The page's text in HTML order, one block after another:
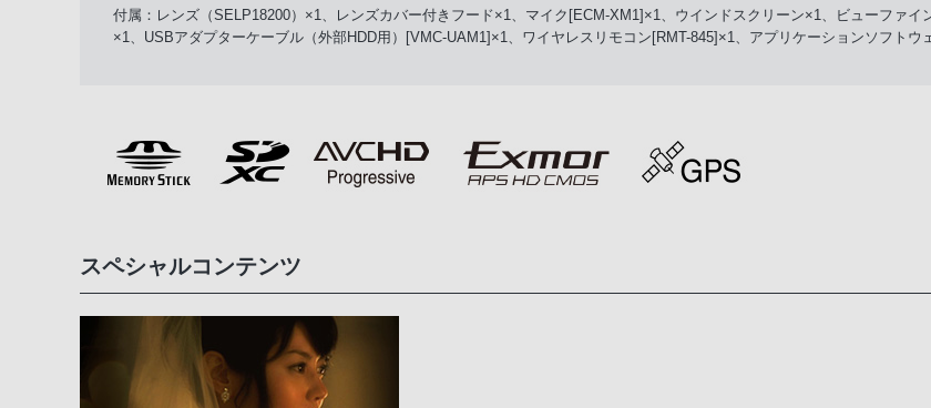
付属：レンズ（SELP18200）×1、レンズカバー付きフード×1、マイク[ECM-XM1]×1、ウインドスクリーン×1、ビューファ
×1、USBアダプターケーブル（外部HDD用）[VMC-UAM1]×1、ワイヤレスリモコン[RMT-845]×1、アプリケーションソフトウ
スペシャルコンテンツ